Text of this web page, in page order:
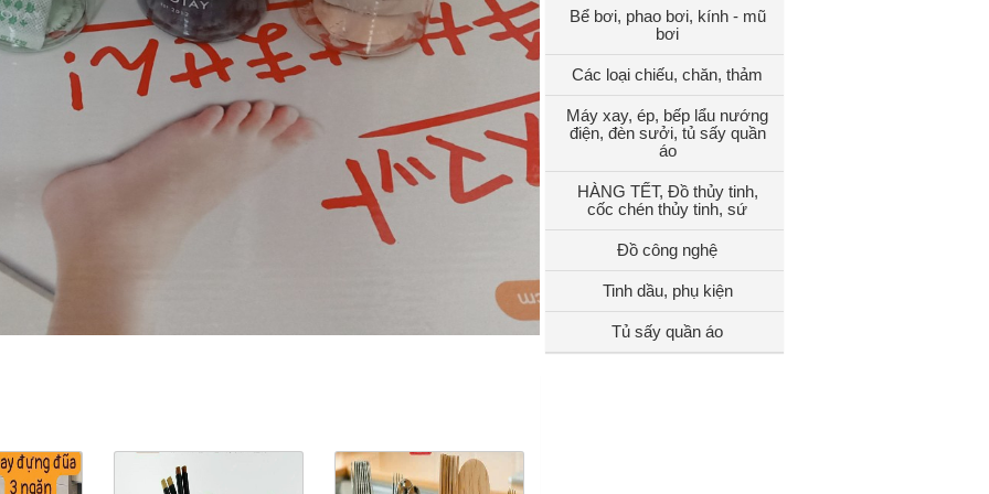
Bể bơi, phao bơi, kính - mũ
bơi
Các loại chiếu, chăn, thảm
Máy xay, ép, bếp lẩu nướng
điện, đèn sưởi, tủ sấy quần
áo
HÀNG TẾT, Đồ thủy tinh,
cốc chén thủy tinh, sứ
Đồ công nghệ
Tinh dầu, phụ kiện
Tủ sấy quần áo